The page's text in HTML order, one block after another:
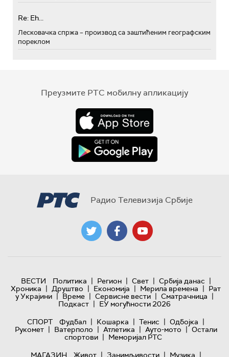
Re: Eh...
Лесковачка спржа – производ са заштићеним географским
пореклом
Преузмите РТС мобилну апликацију
Радио Телевизија Србије
ВЕСТИ Политика | Регион | Свет | Србија данас |
Хроника | Друштво | Економија | Мерила времена | Рат
у Украјини | Време | Сервисне вести | Сматрачница |
Подкаст | ЕУ могућности 2026
СПОРТ
Фудбал | Кошарка | Тенис | Одбојка |
Рукомет | Ватерполо | Атлетика | Ауто-мото | Остали
спортови | Меморијал РТС
МАГАЗИН
Живот Занимљивости Музика